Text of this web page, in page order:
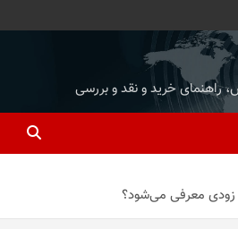
راهنمای خرید و نقد و بررسی